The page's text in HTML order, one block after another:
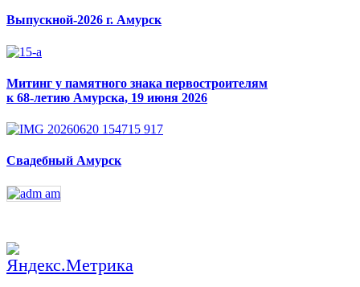
Выпускной-2026 г. Амурск
Митинг у памятного знака первостроителям
к 68-летию Амурска, 19 июня 2026
Свадебный Амурск